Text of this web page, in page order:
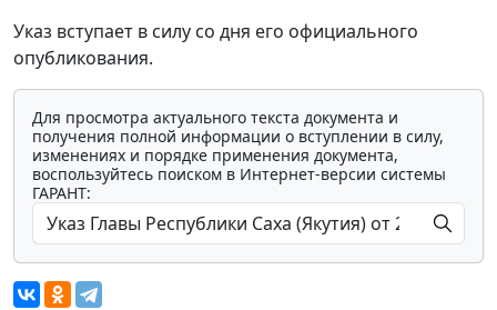
Указ вступает в силу со дня его официального
опубликования.
Для просмотра актуального текста документа и
получения полной информации о вступлении в силу,
изменениях и порядке применения документа,
воспользуйтесь поиском в Интернет-версии системы
ГАРАНТ: